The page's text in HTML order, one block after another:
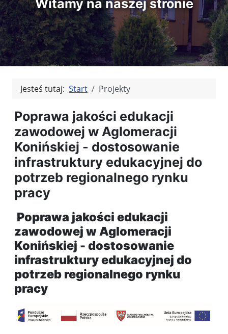
Witamy na naszej stronie
Jesteś tutaj: Start Projekty
Poprawa jakości edukacji
zawodowej w Aglomeracji
Konińskiej - dostosowanie
infrastruktury edukacyjnej do
potrzeb regionalnego rynku
pracy
Poprawa jakości edukacji
zawodowej w Aglomeracji
Konińskiej - dostosowanie
infrastruktury edukacyjnej do
potrzeb regionalnego rynku
pracy